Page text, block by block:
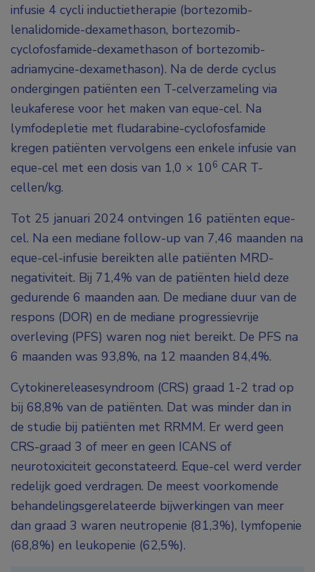
infusie 4 cycli inductietherapie (bortezomib-
lenalidomide-dexamethason, bortezomib-
cyclofosfamide-dexamethason of bortezomib-
adriamycine-dexamethason). Na de derde cyclus
ondergingen patiënten een T-celverzameling via
leukaferese voor het maken van eque-cel. Na
lymfodepletie met fludarabine-cyclofosfamide
kregen patiënten vervolgens een enkele infusie van
eque-cel met een dosis van 1,0 × 106 CAR T-
cellen/kg.
Tot 25 januari 2024 ontvingen 16 patiënten eque-
cel. Na een mediane follow-up van 7,46 maanden na
eque-cel-infusie bereikten alle patiënten MRD-
negativiteit. Bij 71,4% van de patiënten hield deze
gedurende 6 maanden aan. De mediane duur van de
respons (DOR) en de mediane progressievrije
overleving (PFS) waren nog niet bereikt. De PFS na
6 maanden was 93,8%, na 12 maanden 84,4%.
Cytokinereleasesyndroom (CRS) graad 1-2 trad op
bij 68,8% van de patiënten. Dat was minder dan in
de studie bij patiënten met RRMM. Er werd geen
CRS-graad 3 of meer en geen ICANS of
neurotoxiciteit geconstateerd. Eque-cel werd verder
redelijk goed verdragen. De meest voorkomende
behandelingsgerelateerde bijwerkingen van meer
dan graad 3 waren neutropenie (81,3%), lymfopenie
(68,8%) en leukopenie (62,5%).